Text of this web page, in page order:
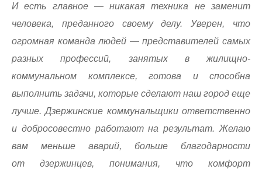
И есть главное — никакая техника не заменит
человека, преданного своему делу. Уверен, что
огромная команда людей — представителей самых
разных профессий, занятых в жилищно-
коммунальном комплексе, готова и способна
выполнить задачи, которые сделают наш город еще
лучше. Дзержинские коммунальщики ответственно
и добросовестно работают на результат. Желаю
вам меньше аварий, больше благодарности
от дзержинцев, понимания, что комфорт